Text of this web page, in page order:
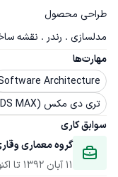
مدلسازی . رندر . نقشه
مهارت‌ها
Architecture
تری دی مکس (3DS MAX)
سوابق کاری
گروه معماری
11 آبان 1392
تا